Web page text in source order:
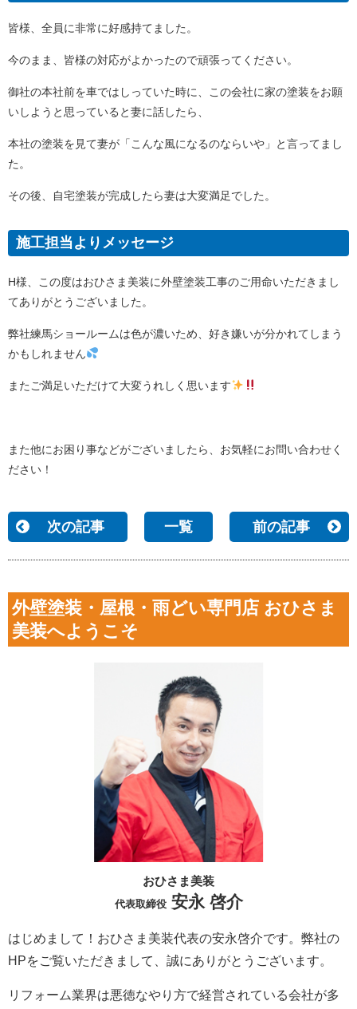
皆様、全員に非常に好感持てました。
今のまま、皆様の対応がよかったので頑張ってください。
御社の本社前を車ではしっていた時に、この会社に家の塗装をお願
いしようと思っていると妻に話したら、
本社の塗装を見て妻が「こんな風になるのならいや」と言ってまし
た。
その後、自宅塗装が完成したら妻は大変満足でした。
施工担当よりメッセージ
H様、この度はおひさま美装に外壁塗装工事のご用命いただきまし
てありがとうございました。
弊社練馬ショールームは色が濃いため、好き嫌いが分かれてしまう
かもしれません
またご満足いただけて大変うれしく思います
また他にお困り事などがございましたら、お気軽にお問い合わせく
ださい！
次の記事 一覧 前の記事
外壁塗装・屋根・雨どい専門店 おひさま
美装へようこそ
おひさま美装
代表取締役安永 啓介
はじめまして！おひさま美装代表の安永啓介です。弊社の
HPをご覧いただきまして、誠にありがとうございます。
リフォーム業界は悪徳なやり方で経営されている会社が多